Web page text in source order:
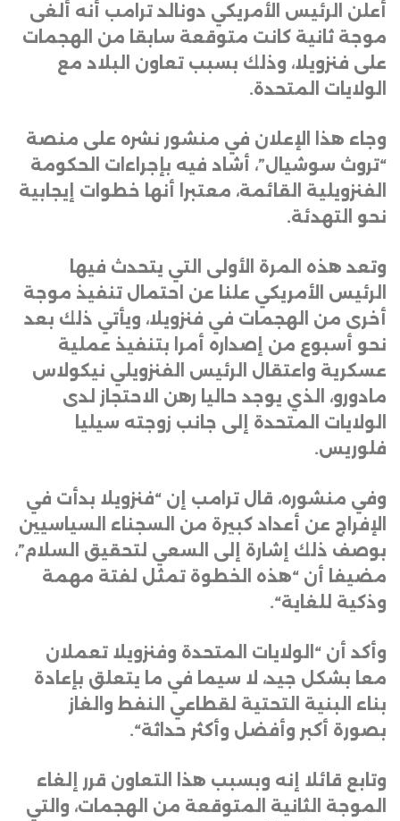
أعلن الرئيس الأمريكي دونالد ترامب أنه ألغى
موجة ثانية كانت متوقعة سابقا من الهجمات
على فنزويلا، وذلك بسبب تعاون البلاد مع
الولايات المتحدة.
وجاء هذا الإعلان في منشور نشره على منصة
“تروث سوشيال”، أشاد فيه بإجراءات الحكومة
الفنزويلية القائمة، معتبرا أنها خطوات إيجابية
نحو التهدئة.
وتعد هذه المرة الأولى التي يتحدث فيها
الرئيس الأمريكي علنا عن احتمال تنفيذ موجة
أخرى من الهجمات في فنزويلا، ويأتي ذلك بعد
نحو أسبوع من إصداره أمرا بتنفيذ عملية
عسكرية واعتقال الرئيس الفنزويلي نيكولاس
مادورو، الذي يوجد حاليا رهن الاحتجاز لدى
الولايات المتحدة إلى جانب زوجته سيليا
فلوريس.
وفي منشوره، قال ترامب إن “فنزويلا بدأت في
الإفراج عن أعداد كبيرة من السجناء السياسيين
بوصف ذلك إشارة إلى السعي لتحقيق السلام”،
مضيفا أن “هذه الخطوة تمثل لفتة مهمة
وذكية للغاية“.
وأكد أن “الولايات المتحدة وفنزويلا تعملان
معا بشكل جيد، لا سيما في ما يتعلق بإعادة
بناء البنية التحتية لقطاعي النفط والغاز
بصورة أكبر وأفضل وأكثر حداثة“.
وتابع قائلا إنه وبسبب هذا التعاون قرر إلغاء
الموجة الثانية المتوقعة من الهجمات، والتي